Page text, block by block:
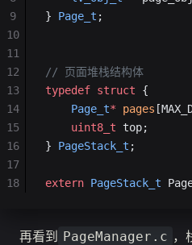
} Page_t ;
// 页面堆栈结构体
typedef struct {
    Page_t
* pages
    uint8_t
top;
} PageStack_t ;
extern PageStack_t
9
10
11
12
13
14
15
16
17
18
再看到 PageManager.c ，